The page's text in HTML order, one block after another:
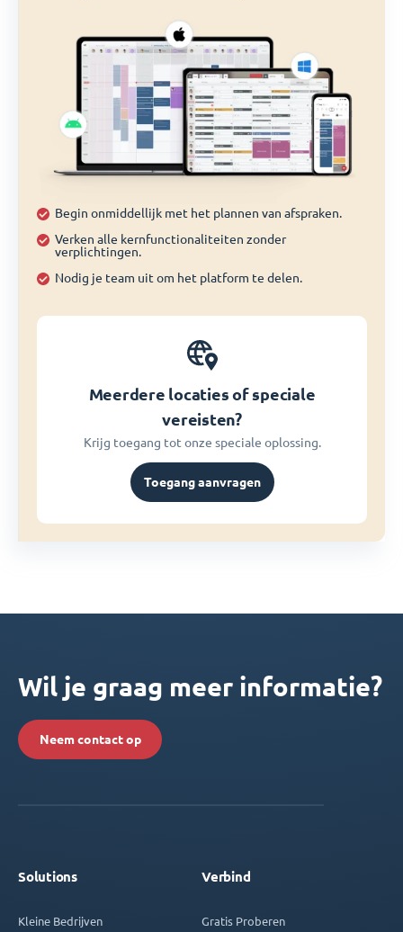
Begin onmiddellijk met het plannen van afspraken.
Verken alle kernfunctionaliteiten zonder
verplichtingen.
Nodig je team uit om het platform te delen.
Meerdere locaties of speciale
vereisten?
Krijg toegang tot onze speciale oplossing.
Toegang aanvragen
Wil je graag meer informatie?
Neem contact op
Solutions
Kleine Bedrijven
Verbind
Gratis Proberen